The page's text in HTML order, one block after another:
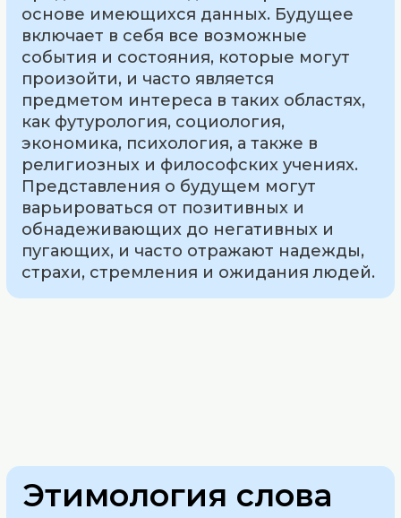
основе имеющихся данных. Будущее
включает в себя все возможные
события и состояния, которые могут
произойти, и часто является
предметом интереса в таких областях,
как футурология, социология,
экономика, психология, а также в
религиозных и философских учениях.
Представления о будущем могут
варьироваться от позитивных и
обнадеживающих до негативных и
пугающих, и часто отражают надежды,
страхи, стремления и ожидания людей.
Этимология слова